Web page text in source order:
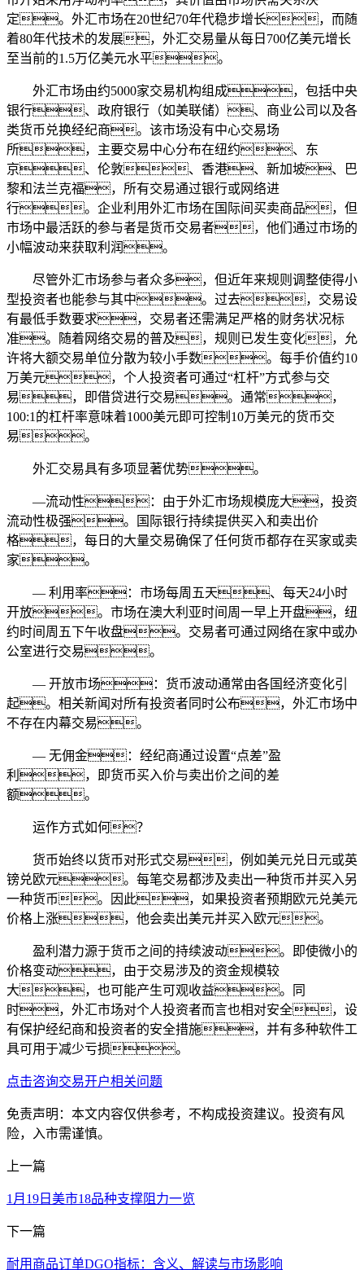
定。外汇市场在20世纪70年代稳步增长，而随
着80年代技术的发展，外汇交易量从每日700亿美元增长
至当前的1.5万亿美元水平。
外汇市场由约5000家交易机构组成，包括中央
银行、政府银行（如美联储）、商业公司以及各
类货币兑换经纪商。该市场没有中心交易场
所，主要交易中心分布在纽约、东
京、伦敦、香港、新加坡、巴
黎和法兰克福，所有交易通过银行或网络进
行。企业利用外汇市场在国际间买卖商品，但
市场中最活跃的参与者是货币交易者，他们通过市场的
小幅波动来获取利润。
尽管外汇市场参与者众多，但近年来规则调整使得小
型投资者也能参与其中。过去，交易设
有最低手数要求，交易者还需满足严格的财务状况标
准。随着网络交易的普及，规则已发生变化，允
许将大额交易单位分散为较小手数。每手价值约10
万美元，个人投资者可通过“杠杆”方式参与交
易，即借贷进行交易。通常，
100:1的杠杆率意味着1000美元即可控制10万美元的货币交
易。
外汇交易具有多项显著优势。
—流动性：由于外汇市场规模庞大，投资
流动性极强。国际银行持续提供买入和卖出价
格，每日的大量交易确保了任何货币都存在买家或卖
家。
— 利用率：市场每周五天、每天24小时
开放。市场在澳大利亚时间周一早上开盘，纽
约时间周五下午收盘。交易者可通过网络在家中或办
公室进行交易。
— 开放市场：货币波动通常由各国经济变化引
起。相关新闻对所有投资者同时公布，外汇市场中
不存在内幕交易。
— 无佣金：经纪商通过设置“点差”盈
利，即货币买入价与卖出价之间的差
额。
运作方式如何？
货币始终以货币对形式交易，例如美元兑日元或英
镑兑欧元。每笔交易都涉及卖出一种货币并买入另
一种货币。因此，如果投资者预期欧元兑美元
价格上涨，他会卖出美元并买入欧元。
盈利潜力源于货币之间的持续波动。即使微小的
价格变动，由于交易涉及的资金规模较
大，也可能产生可观收益。同
时，外汇市场对个人投资者而言也相对安全，设
有保护经纪商和投资者的安全措施，并有多种软件工
具可用于减少亏损。
点击咨询交易开户相关问题
免责声明：本文内容仅供参考，不构成投资建议。投资有风
险，入市需谨慎。
上一篇
1月19日美市18品种支撑阻力一览
下一篇
耐用商品订单DGO指标：含义、解读与市场影响